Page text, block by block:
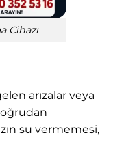
Cihazı
arızalar veya
su vermemesi,